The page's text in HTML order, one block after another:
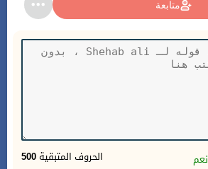
متابعة
500 الحروف المتبقية نعم